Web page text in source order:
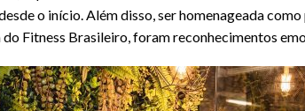
o início. Além disso, ser homenageada
Fitness Brasileiro, foram reconhecimentos